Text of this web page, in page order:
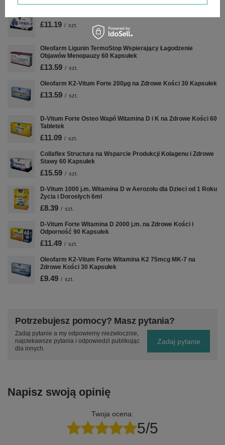
£11.19 / szt.
Oleofarm Ligunin TermoStop Wspierający Łagodzenie
Objawów Menopauzy 60 Kapsułek
£13.59 / szt.
Oleofarm K2-Vitum Forte 200µg na Zdrowe Kości 30 Kapsułek
£13.59 / szt.
D-Vitum Forte Osteo Wapń Witamina D i K na Zdrowe Kości 60
Tabletek
£11.09 / szt.
Collaflex Structura na Wsparcie Produkcji Kolagenu i Zdrowe
Stawy 60 Kapsułek
£15.59 / szt.
D-Vitum 1000 j.m. Witamina D w Aerozolu dla Dzieci od 1 Roku
Życia i Dorosłych 6ml
£8.39 / szt.
D-Vitum Forte Witamina D 2000 j.m. na Zdrowe Kości i
Odporność 90 Kapsułek
£11.49 / szt.
Oleofarm K2-Vitum Forte Witamina K2 75mcg MK-7 na
Zdrowe Kości 30 Kapsułek
£9.49 / szt.
Potrzebujesz pomocy? Masz pytania?
Zadaj pytanie a my odpowiemy niezwłocznie,
najciekawsze pytania i odpowiedzi publikując
dla innych.
Zadaj pytanie
Napisz swoją opinię
Twoja ocena:
5/5